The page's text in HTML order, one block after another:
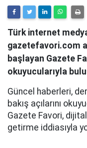
Türk internet
gazetefavori.com
başlayan Gazete
okuyucularıyla
Güncel haberleri,
bakış açılarını
Gazete Favori,
getirme iddiasıyla